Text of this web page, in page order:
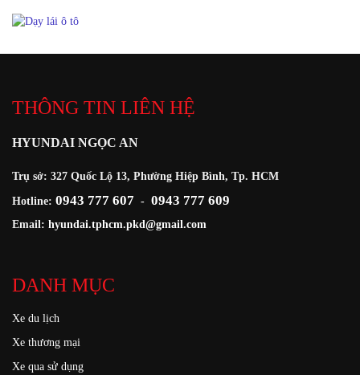
THÔNG TIN LIÊN HỆ
HYUNDAI NGỌC AN
Trụ sở: 327 Quốc Lộ 13, Phường Hiệp Bình, Tp. HCM
Hotline: 0943 777 607 - 0943 777 609
Email: hyundai.tphcm.pkd@gmail.com
DANH MỤC
Xe du lịch
Xe thương mại
Xe qua sử dụng